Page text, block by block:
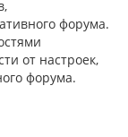
форума.
от настроек,
форума.